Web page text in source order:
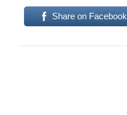
Share on Facebook